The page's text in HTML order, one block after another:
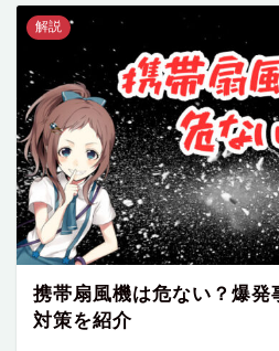
解説
携帯扇風機は危ない？爆発
対策を紹介